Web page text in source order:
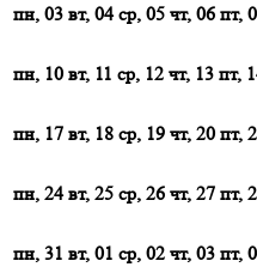
пн, 03 вт, 04 ср, 05 чт, 06 пт,
пн, 10 вт, 11 ср, 12 чт, 13 пт,
пн, 17 вт, 18 ср, 19 чт, 20 пт,
пн, 24 вт, 25 ср, 26 чт, 27 пт,
пн, 31 вт, 01 ср, 02 чт, 03 пт,